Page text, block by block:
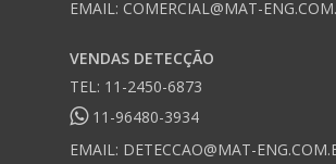
EMAIL: COMERCIAL@MAT-
VENDAS DETECÇÃO
TEL: 11-2450-6873
11-96480-3934
EMAIL: DETECCAO@MAT-